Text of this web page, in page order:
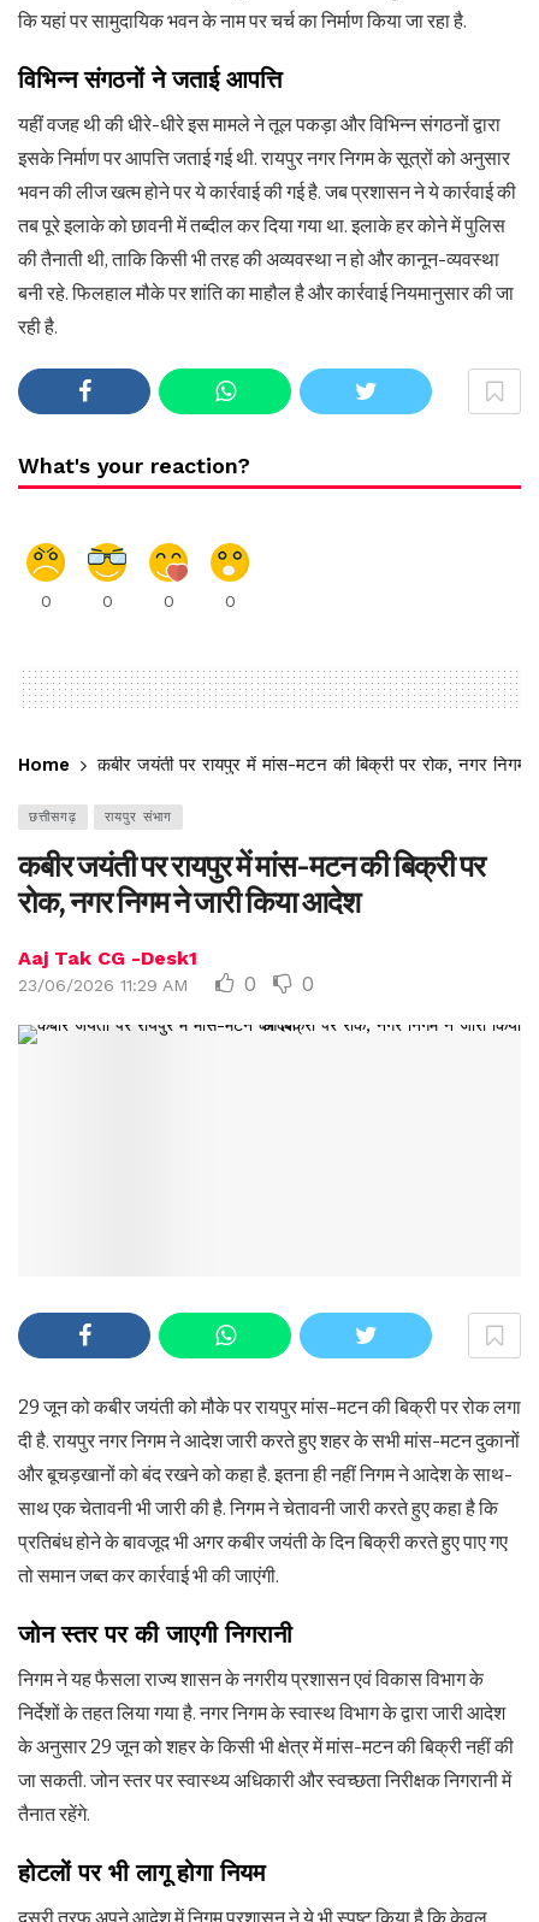
कि यहां पर सामुदायिक भवन के नाम पर चर्च का निर्माण किया जा रहा है.
विभिन्न संगठनों ने जताई आपत्ति
यहीं वजह थी की धीरे-धीरे इस मामले ने तूल पकड़ा और विभिन्न संगठनों द्वारा
इसके निर्माण पर आपत्ति जताई गई थी. रायपुर नगर निगम के सूत्रों को अनुसार
भवन की लीज खत्म होने पर ये कार्रवाई की गई है. जब प्रशासन ने ये कार्रवाई की
तब पूरे इलाके को छावनी में तब्दील कर दिया गया था. इलाके हर कोने में पुलिस
की तैनाती थी, ताकि किसी भी तरह की अव्यवस्था न हो और कानून-व्यवस्था
बनी रहे. फिलहाल मौके पर शांति का माहौल है और कार्रवाई नियमानुसार की जा
रही है.
What's your reaction?
0 0 0 0
Home कबीर जयंती पर रायपुर में मांस-मटन की बिक्री पर रोक, नगर निगम
छत्तीसगढ़ रायपुर संभाग
कबीर जयंती पर रायपुर में मांस-मटन की बिक्री पर
रोक, नगर निगम ने जारी किया आदेश
Aaj Tak CG -Desk1
23/06/2026 11:29 AM 0 0
29 जून को कबीर जयंती को मौके पर रायपुर मांस-मटन की बिक्री पर रोक लगा
दी है. रायपुर नगर निगम ने आदेश जारी करते हुए शहर के सभी मांस-मटन दुकानों
और बूचड़खानों को बंद रखने को कहा है. इतना ही नहीं निगम ने आदेश के साथ-
साथ एक चेतावनी भी जारी की है. निगम ने चेतावनी जारी करते हुए कहा है कि
प्रतिबंध होने के बावजूद भी अगर कबीर जयंती के दिन बिक्री करते हुए पाए गए
तो समान जब्त कर कार्रवाई भी की जाएंगी.
जोन स्तर पर की जाएगी निगरानी
निगम ने यह फैसला राज्य शासन के नगरीय प्रशासन एवं विकास विभाग के
निर्देशों के तहत लिया गया है. नगर निगम के स्वास्थ विभाग के द्वारा जारी आदेश
के अनुसार 29 जून को शहर के किसी भी क्षेत्र में मांस-मटन की बिक्री नहीं की
जा सकती. जोन स्तर पर स्वास्थ्य अधिकारी और स्वच्छता निरीक्षक निगरानी में
तैनात रहेंगे.
होटलों पर भी लागू होगा नियम